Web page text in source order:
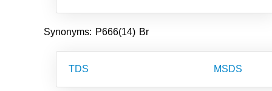
Synonyms: P666(14) Br
TDS MSDS